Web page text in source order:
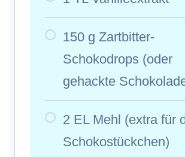
150 g Zartbitter-
Schokodrops (oder
gehackte
2 EL Mehl (extra für
Schokostückchen)